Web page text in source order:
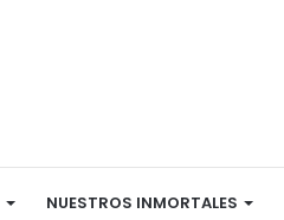
NUESTROS INMORTALES